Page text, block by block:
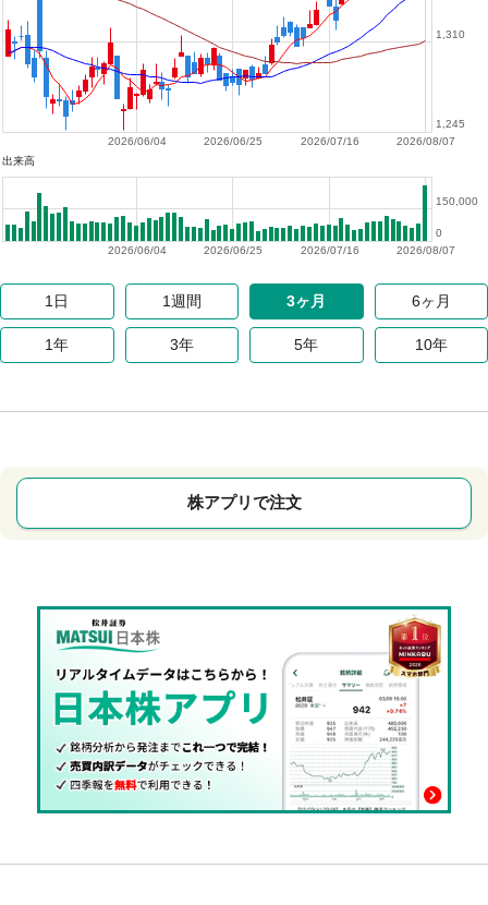
2026/08/07
2026/07/16
2026/06/25
2026/06/04
1,245
1,310
出来高
2026/08/07
2026/07/16
2026/06/25
2026/06/04
0
150,000
1日 1週間 3ヶ月 6ヶ月
1年 3年 5年 10年
株アプリで注文